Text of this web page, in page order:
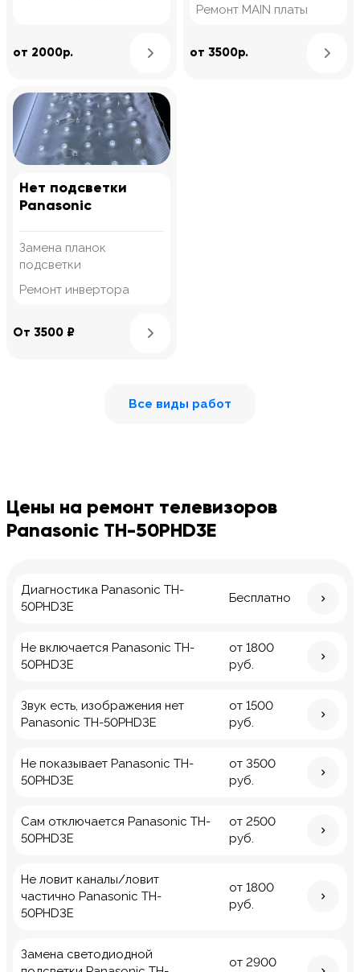
от 2000р. Узнать подробнее
Ремонт MAIN платы
от 3500р.
Нет подсветки
Panasonic
Замена планок
подсветки
Ремонт инвертора
От 3500 ₽
Все виды работ
Цены на ремонт телевизоров
Panasonic TH-50PHD3E
Диагностика Panasonic TH-
50PHD3E
Бесплатно
Не включается Panasonic TH-
50PHD3E
от 1800
руб.
Звук есть, изображения нет
Panasonic TH-50PHD3E
от 1500
руб.
Не показывает Panasonic TH-
50PHD3E
от 3500
руб.
Сам отключается Panasonic TH-
50PHD3E
от 2500
руб.
Не ловит каналы/ловит
частично Panasonic TH-
50PHD3E
от 1800
руб.
Замена светодиодной
от 2900